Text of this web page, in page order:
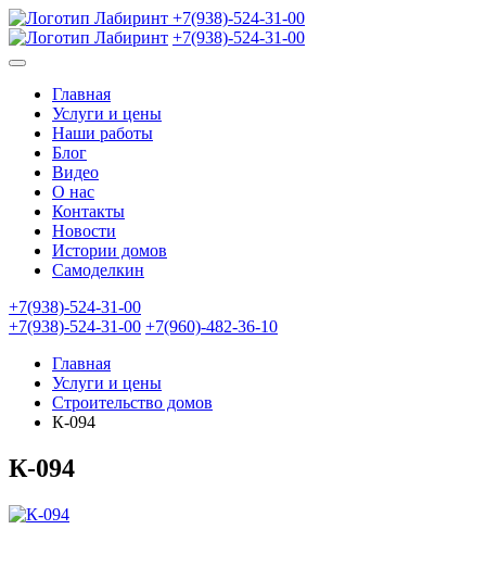
+7(938)-524-31-00
+7(938)-524-31-00
Главная
Услуги и цены
Наши работы
Блог
Видео
О нас
Контакты
Новости
Истории домов
Самоделкин
+7(938)-524-31-00
+7(938)-524-31-00 +7(960)-482-36-10
Главная
Услуги и цены
Строительство домов
К-094
К-094